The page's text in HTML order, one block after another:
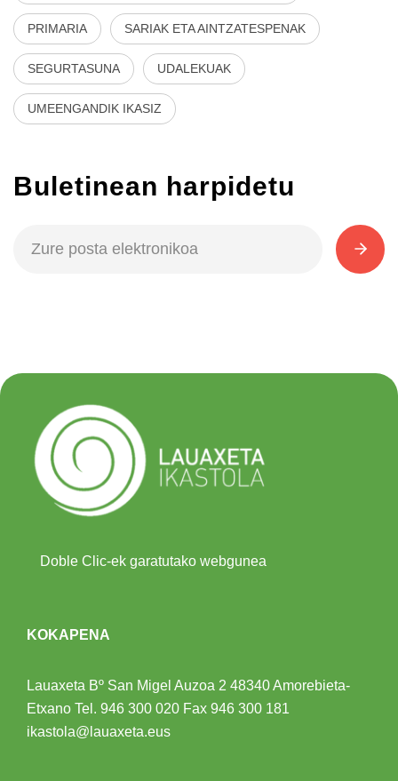
PRIMARIA SARIAK ETA AINTZATESPENAK
SEGURTASUNA UDALEKUAK
UMEENGANDIK IKASIZ
Buletinean harpidetu
Doble Clic-ek garatutako webgunea
KOKAPENA
Lauaxeta Bº San Migel Auzoa 2 48340 Amorebieta-
Etxano Tel. 946 300 020 Fax 946 300 181
ikastola@lauaxeta.eus